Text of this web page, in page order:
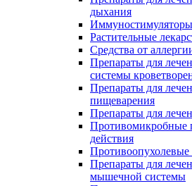
дыхания
Иммуностимуляторы
Растительные
Средства от
Препараты для
системы
Препараты для
пищеварения
Препараты для
Противомикробные
действия
Противоопухолевые
Препараты для
мышечной системы